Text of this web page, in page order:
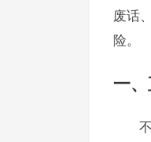
废话
险。
一